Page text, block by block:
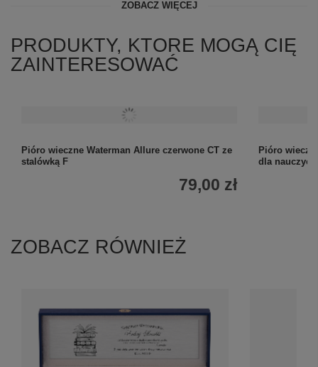
ZOBACZ WIĘCEJ
PRODUKTY, KTORE MOGĄ CIĘ
ZAINTERESOWAĆ
Pióro wieczne Waterman Allure czerwone CT ze
stalówką F
79,00 zł
Pióro
dla
ZOBACZ RÓWNIEŻ